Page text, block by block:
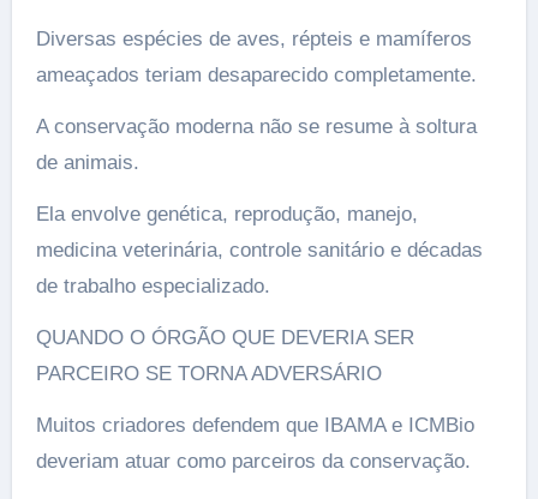
Diversas espécies de aves, répteis e mamíferos
ameaçados teriam desaparecido completamente.
A conservação moderna não se resume à soltura
de animais.
Ela envolve genética, reprodução, manejo,
medicina veterinária, controle sanitário e décadas
de trabalho especializado.
QUANDO O ÓRGÃO QUE DEVERIA SER
PARCEIRO SE TORNA ADVERSÁRIO
Muitos criadores defendem que IBAMA e ICMBio
deveriam atuar como parceiros da conservação.